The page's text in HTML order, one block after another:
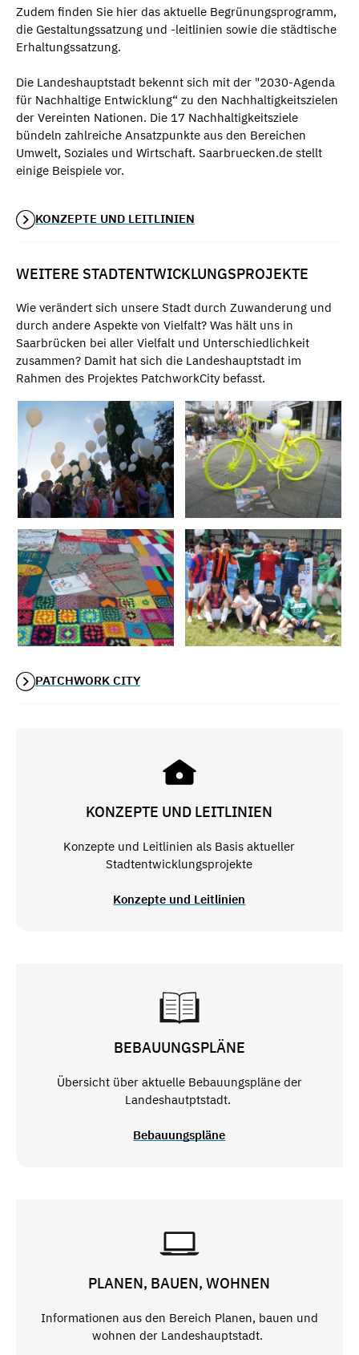
Zudem finden Sie hier das aktuelle Begrünungsprogramm,
die Gestaltungssatzung und -leitlinien sowie die städtische
Erhaltungssatzung.
Die Landeshauptstadt bekennt sich mit der "2030-Agenda
für Nachhaltige Entwicklung“ zu den Nachhaltigkeitszielen
der Vereinten Nationen. Die 17 Nachhaltigkeitsziele
bündeln zahlreiche Ansatzpunkte aus den Bereichen
Umwelt, Soziales und Wirtschaft. Saarbruecken.de stellt
einige Beispiele vor.
KONZEPTE UND LEITLINIEN
WEITERE STADTENTWICKLUNGSPROJEKTE
Wie verändert sich unsere Stadt durch Zuwanderung und
durch andere Aspekte von Vielfalt? Was hält uns in
Saarbrücken bei aller Vielfalt und Unterschiedlichkeit
zusammen? Damit hat sich die Landeshauptstadt im
Rahmen des Projektes PatchworkCity befasst.
PATCHWORK CITY
KONZEPTE UND LEITLINIEN
Konzepte und Leitlinien als Basis aktueller
Stadtentwicklungsprojekte
Konzepte und Leitlinien
BEBAUUNGSPLÄNE
Übersicht über aktuelle Bebauungspläne der
Landeshautptstadt.
Bebauungspläne
PLANEN, BAUEN, WOHNEN
Informationen aus den Bereich Planen, bauen und
wohnen der Landeshauptstadt.